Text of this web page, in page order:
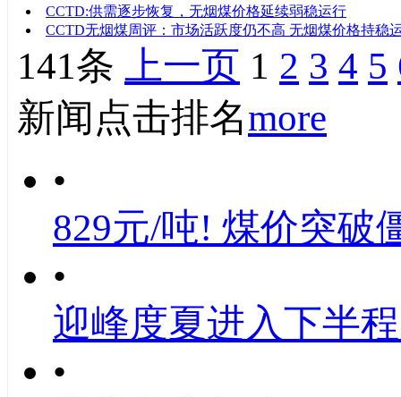
CCTD:供需逐步恢复，无烟煤价格延续弱稳运行
CCTD无烟煤周评：市场活跃度仍不高 无烟煤价格持稳
141条 上一页 1 2 3 4 5
新闻点击排名more
•
829元/吨! 煤价突破
•
迎峰度夏进入下半
•